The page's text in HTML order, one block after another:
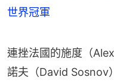
世界冠軍
連挫法國的施度（
諾夫（David Sosnov